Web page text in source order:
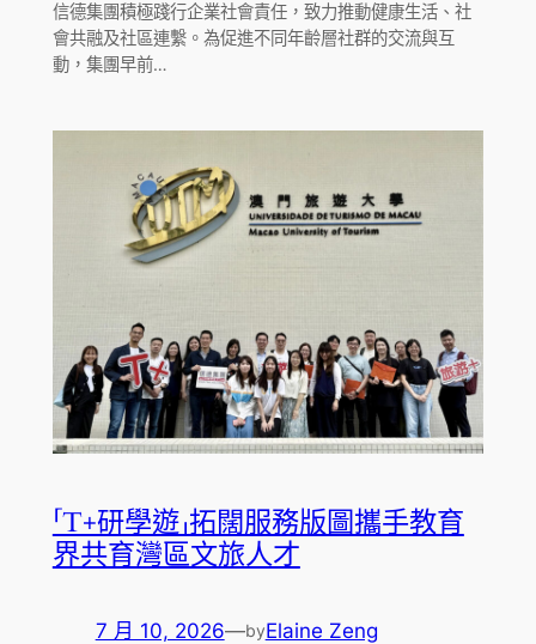
信德集團積極踐行企業社會責任，致力推動健康生活、社
會共融及社區連繫。為促進不同年齡層社群的交流與互
動，集團早前…
「T+研學遊」拓闊服務版圖攜手教育
界共育灣區文旅人才
7 月 10, 2026—byElaine Zeng